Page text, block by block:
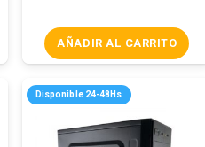
AÑADIR AL CARRITO
Disponible 24-48Hs